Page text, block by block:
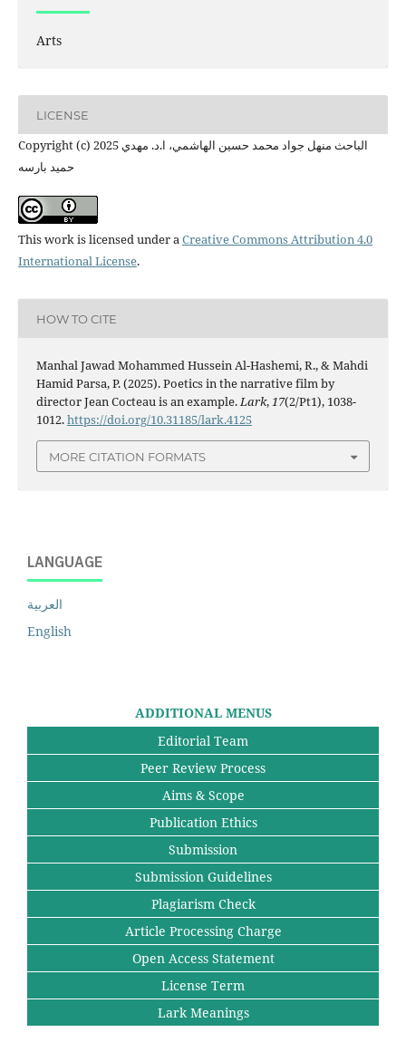
Arts
LICENSE
Copyright (c) 2025 الباحث منهل جواد محمد حسين الهاشمي، ا.د. مهدي
حميد بارسه
This work is licensed under aCreative Commons Attribution 4.0
International License.
HOW TO CITE
Manhal Jawad Mohammed Hussein Al-Hashemi, R., & Mahdi
Hamid Parsa, P. (2025). Poetics in the narrative film by
director Jean Cocteau is an example.Lark,17(2/Pt1), 1038-
1012.https://doi.org/10.31185/lark.4125
MORE CITATION FORMATS
LANGUAGE
العربية
English
ADDITIONAL MENUS
Editorial Team
Peer Review Process
Aims & Scope
Publication Ethics
Submission
Submission Guidelines
Plagiarism Check
Article Processing Charge
Open Access Statement
License Term
Lark Meanings